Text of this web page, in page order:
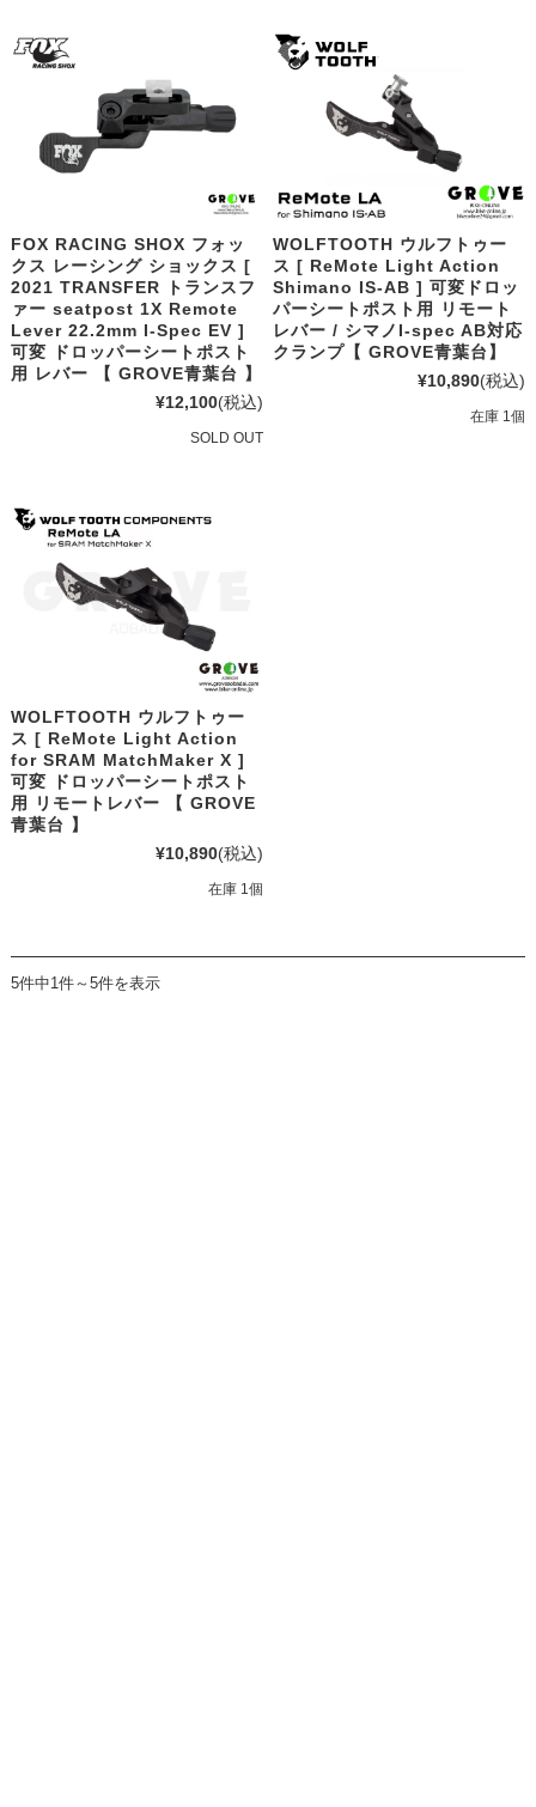
FOX RACING SHOX フォッ
クス レーシング ショックス [
2021 TRANSFER トランスフ
ァー seatpost 1X Remote
Lever 22.2mm I-Spec EV ]
可変 ドロッパーシートポスト
用 レバー 【 GROVE青葉台 】
¥12,100(税込)
SOLD OUT
WOLFTOOTH ウルフトゥー
ス [ ReMote Light Action
Shimano IS-AB ] 可変ドロッ
パーシートポスト用 リモート
レバー / シマノI-spec AB対応
クランプ【 GROVE青葉台】
¥10,890(税込)
在庫 1個
WOLFTOOTH ウルフトゥー
ス [ ReMote Light Action
for SRAM MatchMaker X ]
可変 ドロッパーシートポスト
用 リモートレバー 【 GROVE
青葉台 】
¥10,890(税込)
在庫 1個
5件中1件～5件を表示